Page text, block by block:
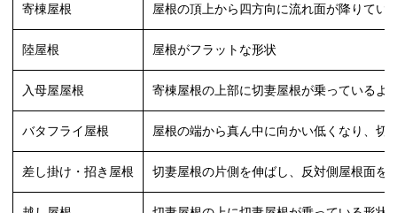
寄棟屋根 屋根の頂上から四方向に流れ面が降りてい
陸屋根 屋根がフラットな形状
入母屋屋根 寄棟屋根の上部に切妻屋根が乗っているよ
バタフライ屋根 屋根の端から真ん中に向かい低くなり、切
差し掛け・招き屋根 切妻屋根の片側を伸ばし、反対側屋根面を